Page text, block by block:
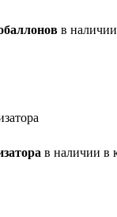
в
в наличии в